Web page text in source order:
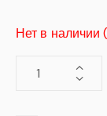
Нет в наличии